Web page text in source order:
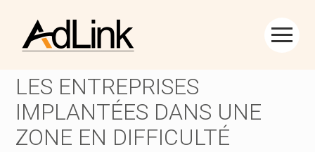
Aller
au
Créer et reprendre une activité
Développer votre entreprise
Construire votre patrimoine
Piloter votre gestion
Gérer vos ressources humaines
Dématérialiser vos documents
LES ENTREPRISES
IMPLANTÉES DANS UNE
ZONE EN DIFFICULTÉ